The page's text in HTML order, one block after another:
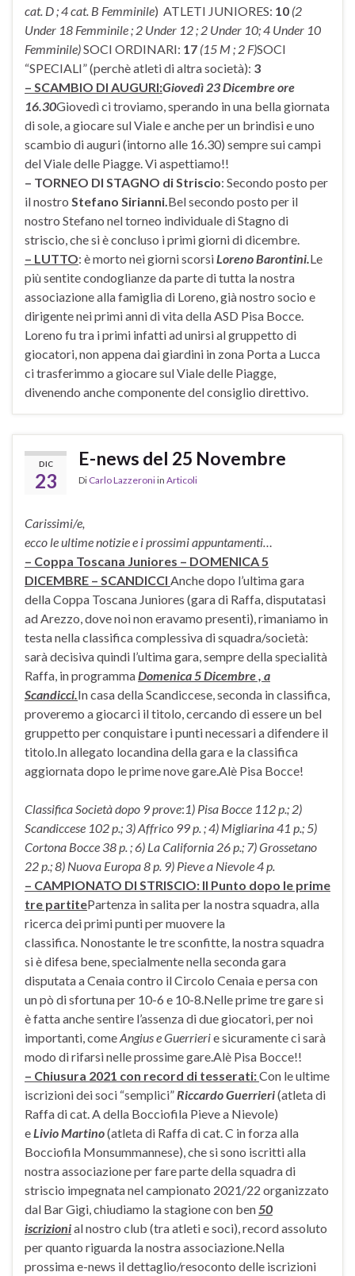
cat. D ; 4 cat. B Femminile) ATLETI JUNIORES: 10 (2
Under 18 Femminile ; 2 Under 12 ; 2 Under 10; 4 Under 10
Femminile)SOCI ORDINARI: 17 (15 M ; 2 F)SOCI
“SPECIALI” (perchè atleti di altra società): 3
– SCAMBIO DI AUGURI:Giovedì 23 Dicembre ore
16.30Giovedì ci troviamo, sperando in una bella giornata
di sole, a giocare sul Viale e anche per un brindisi e uno
scambio di auguri (intorno alle 16.30) sempre sui campi
del Viale delle Piagge. Vi aspettiamo!!
– TORNEO DI STAGNO di Striscio: Secondo posto per
il nostro Stefano Sirianni. Bel secondo posto per il
nostro Stefano nel torneo individuale di Stagno di
striscio, che si è concluso i primi giorni di dicembre.
– LUTTO: è morto nei giorni scorsi Loreno Barontini. Le
più sentite condoglianze da parte di tutta la nostra
associazione alla famiglia di Loreno, già nostro socio e
dirigente nei primi anni di vita della ASD Pisa Bocce.
Loreno fu tra i primi infatti ad unirsi al gruppetto di
giocatori, non appena dai giardini in zona Porta a Lucca
ci trasferimmo a giocare sul Viale delle Piagge,
divenendo anche componente del consiglio direttivo.
DIC
23
E-news del 25 Novembre
Di Carlo Lazzeroniin Articoli
Carissimi/e,
ecco le ultime notizie e i prossimi appuntamenti…
– Coppa Toscana Juniores – DOMENICA 5
DICEMBRE – SCANDICCI Anche dopo l’ultima gara
della Coppa Toscana Juniores (gara di Raffa, disputatasi
ad Arezzo, dove noi non eravamo presenti), rimaniamo in
testa nella classifica complessiva di squadra/società:
sarà decisiva quindi l’ultima gara, sempre della specialità
Raffa, in programma Domenica 5 Dicembre , a
Scandicci. In casa della Scandiccese, seconda in classifica,
proveremo a giocarci il titolo, cercando di essere un bel
gruppetto per conquistare i punti necessari a difendere il
titolo.In allegato locandina della gara e la classifica
aggiornata dopo le prime nove gare.Alè Pisa Bocce!
Classifica Società dopo 9 prove:1) Pisa Bocce 112 p.; 2)
Scandiccese 102 p.; 3) Affrico 99 p. ; 4) Migliarina 41 p.; 5)
Cortona Bocce 38 p. ; 6) La California 26 p.; 7) Grossetano
22 p.; 8) Nuova Europa 8 p. 9) Pieve a Nievole 4 p.
– CAMPIONATO DI STRISCIO: Il Punto dopo le prime
tre partitePartenza in salita per la nostra squadra, alla
ricerca dei primi punti per muovere la
classifica. Nonostante le tre sconfitte, la nostra squadra
si è difesa bene, specialmente nella seconda gara
disputata a Cenaia contro il Circolo Cenaia e persa con
un pò di sfortuna per 10-6 e 10-8.Nelle prime tre gare si
è fatta anche sentire l’assenza di due giocatori, per noi
importanti, comeAngius e Guerrierie sicuramente ci sarà
modo di rifarsi nelle prossime gare.Alè Pisa Bocce!!
– Chiusura 2021 con record di tesserati:Con le ultime
iscrizioni dei soci “semplici” Riccardo Guerrieri(atleta di
Raffa di cat. A della Bocciofila Pieve a Nievole)
e Livio Martino(atleta di Raffa di cat. C in forza alla
Bocciofila Monsummannese), che si sono iscritti alla
nostra associazione per fare parte della squadra di
striscio impegnata nel campionato 2021/22 organizzato
dal Bar Gigi, chiudiamo la stagione con ben 50
iscrizionial nostro club (tra atleti e soci), record assoluto
per quanto riguarda la nostra associazione.Nella
prossima e-news il dettaglio/resoconto delle iscrizioni